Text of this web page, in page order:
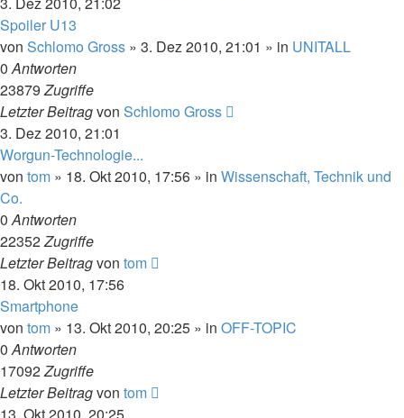
Spoiler U13
von Schlomo Gross » 3. Dez 2010, 21:01 » in UNITALL
0Antworten
23879Zugriffe
Letzter Beitragvon Schlomo Gross
3. Dez 2010, 21:01
Worgun-Technologie...
von tom » 18. Okt 2010, 17:56 » in Wissenschaft, Technik und
Co.
0Antworten
22352Zugriffe
Letzter Beitragvon tom
18. Okt 2010, 17:56
Smartphone
von tom » 13. Okt 2010, 20:25 » in OFF-TOPIC
0Antworten
17092Zugriffe
Letzter Beitragvon tom